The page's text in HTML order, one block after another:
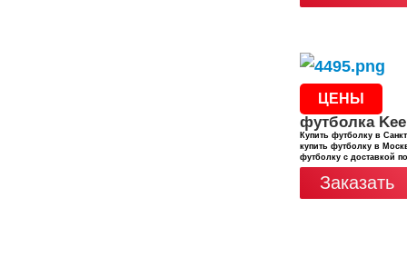
ЦЕНЫ
футболка
Купить футболку в
купить футболку в
футболку с доставкой
Заказать